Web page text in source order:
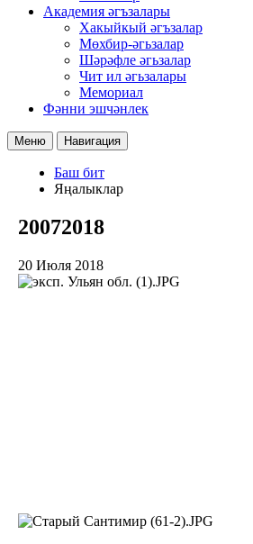
Академия әгъзалары
Хакыйкый әгъзалар
Мөхбир-әгьзалар
Шәрәфле әгьзалар
Чит ил әгьзалары
Мемориал
Фәнни эшчәнлек
Меню Навигация
Баш бит
Яңалыклар
20072018
20 Июля 2018